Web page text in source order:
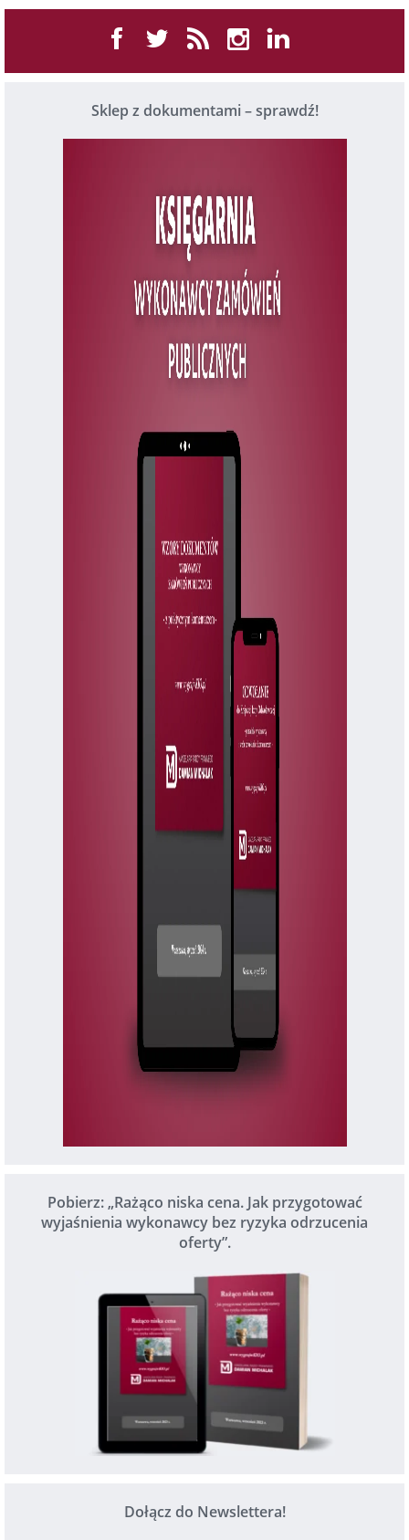
Sklep z dokumentami – sprawdź!
Pobierz: „Rażąco niska cena. Jak przygotować
wyjaśnienia wykonawcy bez ryzyka odrzucenia
oferty”.
Dołącz do Newslettera!